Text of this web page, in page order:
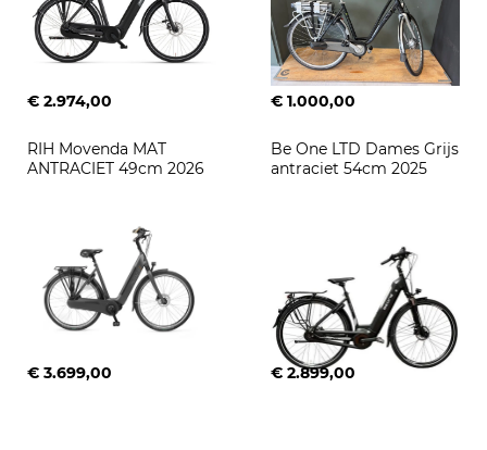
€ 2.974,00 € 1.000,00
RIH Movenda MAT
ANTRACIET 49cm 2026
€ 3.699,00
Be One LTD Dames Grijs
antraciet 54cm 2025
€ 2.899,00